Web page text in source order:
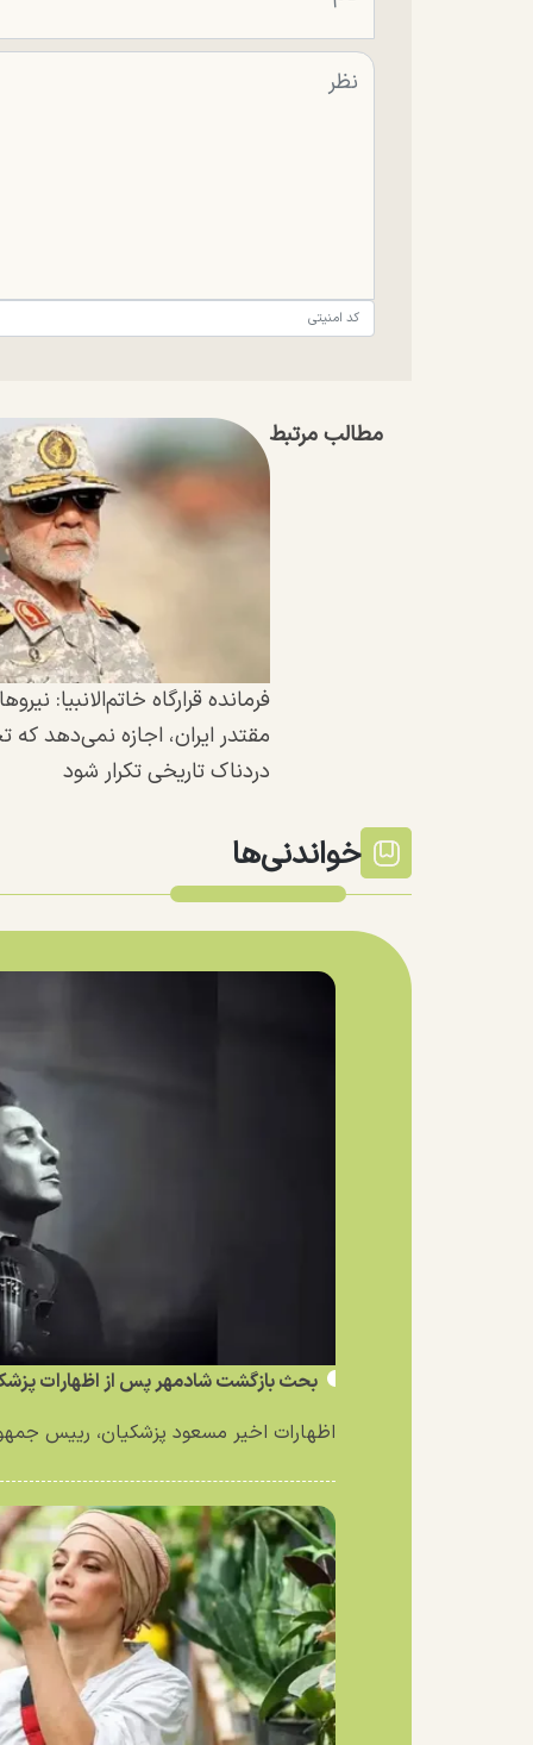
مطالب مرتبط
فرمانده قرارگاه خاتم‌الانبیا:
مقتدر ایران، اجازه نمی‌دهد که
دردناک تاریخی تکرار شود
خواندنی‌ها
بحث بازگشت شادمهر پس از اظهارات
اظهارات اخیر مسعود پزشکیان، رییس